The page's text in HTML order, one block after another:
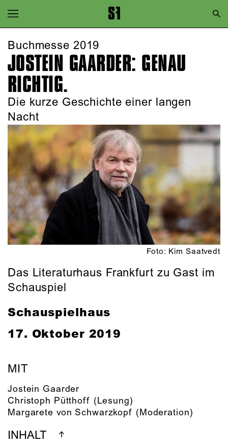
Zur Hauptnavigation springen
Zum Footer springen
Buchmesse 2019
JOSTEIN GAARDER: GENAU
RICHTIG.
Die kurze Geschichte einer langen
Nacht
Foto: Kim Saatvedt
Das Literaturhaus Frankfurt zu Gast im
Schauspiel
Schauspielhaus
17. Oktober 2019
MIT
Jostein Gaarder
Christoph Pütthoff (Lesung)
Margarete von Schwarzkopf (Moderation)
INHALT